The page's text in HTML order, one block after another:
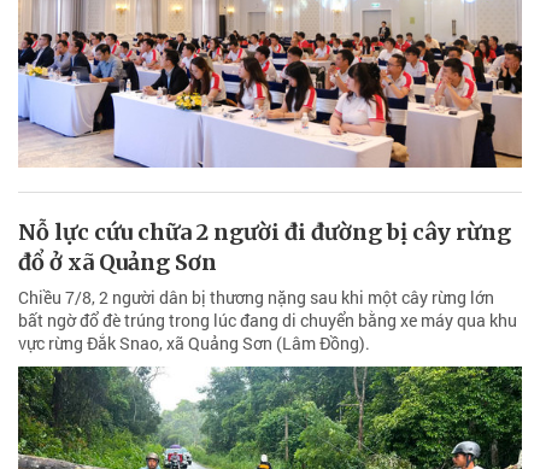
Nỗ lực cứu chữa 2 người đi đường bị cây rừng
đổ ở xã Quảng Sơn
Chiều 7/8, 2 người dân bị thương nặng sau khi một cây rừng lớn
bất ngờ đổ đè trúng trong lúc đang di chuyển bằng xe máy qua khu
vực rừng Đắk Snao, xã Quảng Sơn (Lâm Đồng).